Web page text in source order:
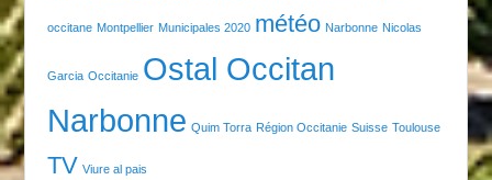
occitane Montpellier Municipales 2020 météo Narbonne Nicolas
Garcia Occitanie Ostal Occitan
Narbonne Quim Torra Région Occitanie Suisse Toulouse
TV Viure al pais